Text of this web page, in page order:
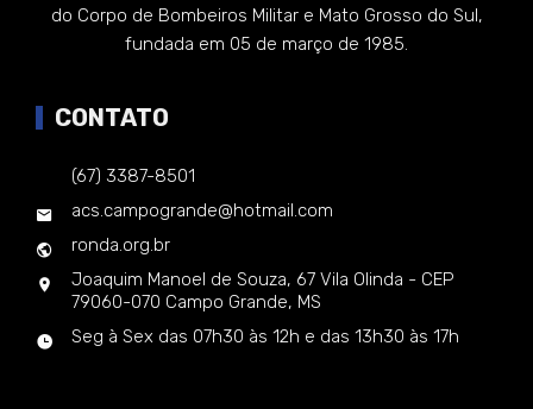
do Corpo de Bombeiros Militar e Mato Grosso do Sul,
fundada em 05 de março de 1985.
CONTATO
(67) 3387-8501
acs.campogrande@hotmail.com
ronda.org.br
Joaquim Manoel de Souza, 67 Vila Olinda - CEP
79060-070 Campo Grande, MS
Seg à Sex das 07h30 às 12h e das 13h30 às 17h